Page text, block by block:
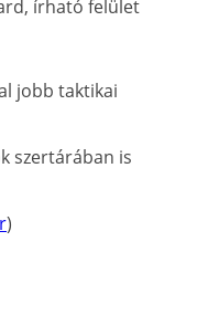
írható felület
jobb taktikai
szertárában is
)